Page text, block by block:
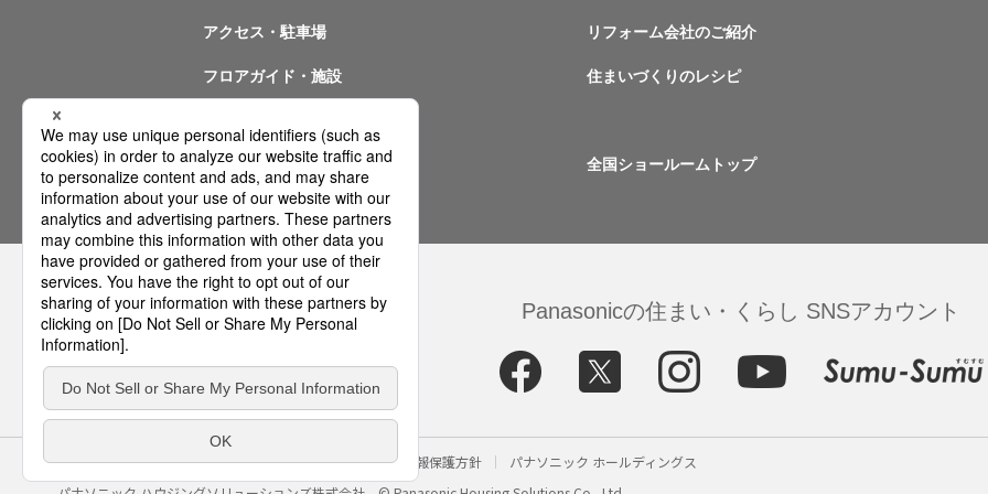
アクセス・駐車場
フロアガイド・施設
問い合わせ
リフォーム会社のご紹介
住まいづくりのレシピ
全国ショールームトップ
Panasonicの住まい・くらし SNSアカウント
サイトのご利用にあたって クッキーポリシー 個人情報保護方針 パナソニック ホールディングス